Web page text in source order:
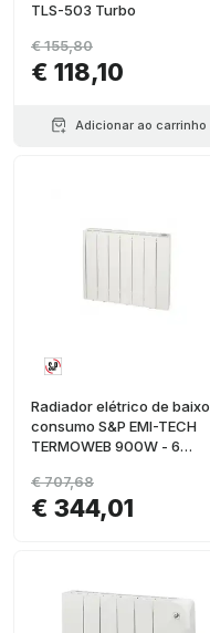
TLS-503 Turbo
€ 118,10
€ 155,80
Adicionar ao carrinho
Radiador elétrico de baixo
consumo S&P EMI-TECH
TERMOWEB 900W - 6
€ 344,01
€ 707,68